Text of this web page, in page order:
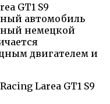
GT1 S9
автомобиль
немецкой
двигателем и
Larea GT1 S9